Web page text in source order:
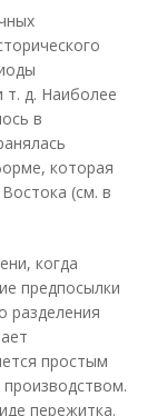
т. д. Наиболее
в
которая
(см. в
когда
предпосылки
разделения
простым
пережитка.